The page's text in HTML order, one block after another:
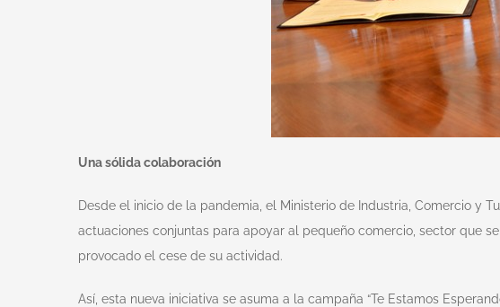
Una sólida colaboración
Desde el inicio de la pandemia, el Ministerio de Industria, Comercio y
actuaciones conjuntas para apoyar al pequeño comercio, sector que
provocado el cese de su actividad.
Así, esta nueva iniciativa se asuma a la campaña “Te Estamos